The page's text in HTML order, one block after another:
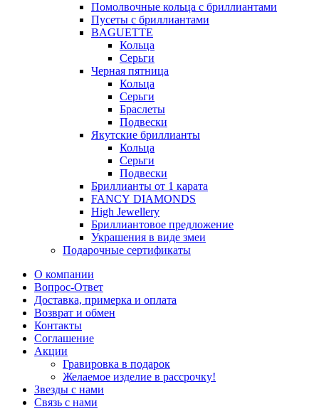
Помолвочные кольца с бриллиантами
Пусеты с бриллиантами
BAGUETTE
Кольца
Серьги
Черная пятница
Кольца
Серьги
Браслеты
Подвески
Якутские бриллианты
Кольца
Серьги
Подвески
Бриллианты от 1 карата
FANCY DIAMONDS
High Jewellery
Бриллиантовое предложение
Украшения в виде змеи
Подарочные сертификаты
О компании
Вопрос-Ответ
Доставка, примерка и оплата
Возврат и обмен
Контакты
Соглашение
Акции
Гравировка в подарок
Желаемое изделие в рассрочку!
Звезды с нами
Связь с нами